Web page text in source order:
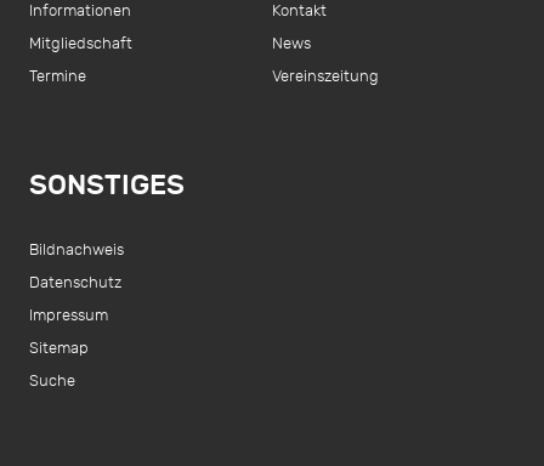
Informationen
Kontakt
Mitgliedschaft
News
Termine
Vereinszeitung
SONSTIGES
Bildnachweis
Datenschutz
Impressum
Sitemap
Suche